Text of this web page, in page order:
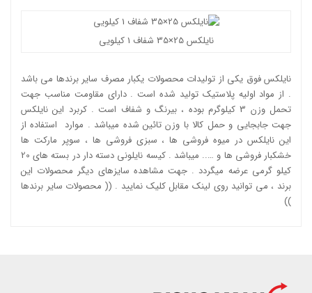
نایلکس25×35 شفاف 1 کیلویی
نایلکس فوق یکی از تولیدات محصولات یکبار مصرف سایر برندها می باشد
. از مواد اولیه پلاستیک تولید شده است . دارای مقاومت مناسب جهت
تحمل وزن 3 کیلوگرم بوده ، بیرنگ و شفاف است . کربرد این نایلکس
جهت جابجایی و حمل کالا با وزن تائین شده میباشد . موارد استفاده از
این نایلکس در میوه فروشی ها ، سبزی فروشی ها ، سوپر مارکت ها
خشکبار فروشی ها و ….. میباشد . کیسه نایلونی دسته دار در بسته های 20
کیلو گرمی عرضه میگردد . جهت مشاهده سایزهای دیگر محصولات این
برند ، می توانید روی لینک مقابل کلیک نمایید . (( محصولات سایر برندها
))